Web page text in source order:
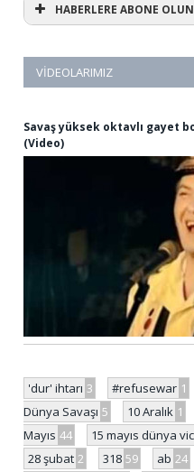
HABERLERE ABONE OLUN
VIDEOLARIMIZ
Savaş yüksek oktavlı gayet
(Video)
'dur' ihtarı 3 #refusewar 1
Dünya Savaşı 5 10 Aralık 1
Mayıs 44 15 mayıs dünya
28 şubat 2 318 59 ab 24